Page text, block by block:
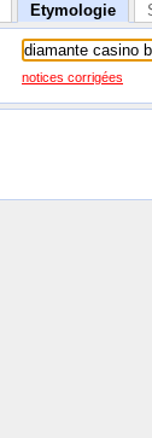
Etymologie
notices corrigées